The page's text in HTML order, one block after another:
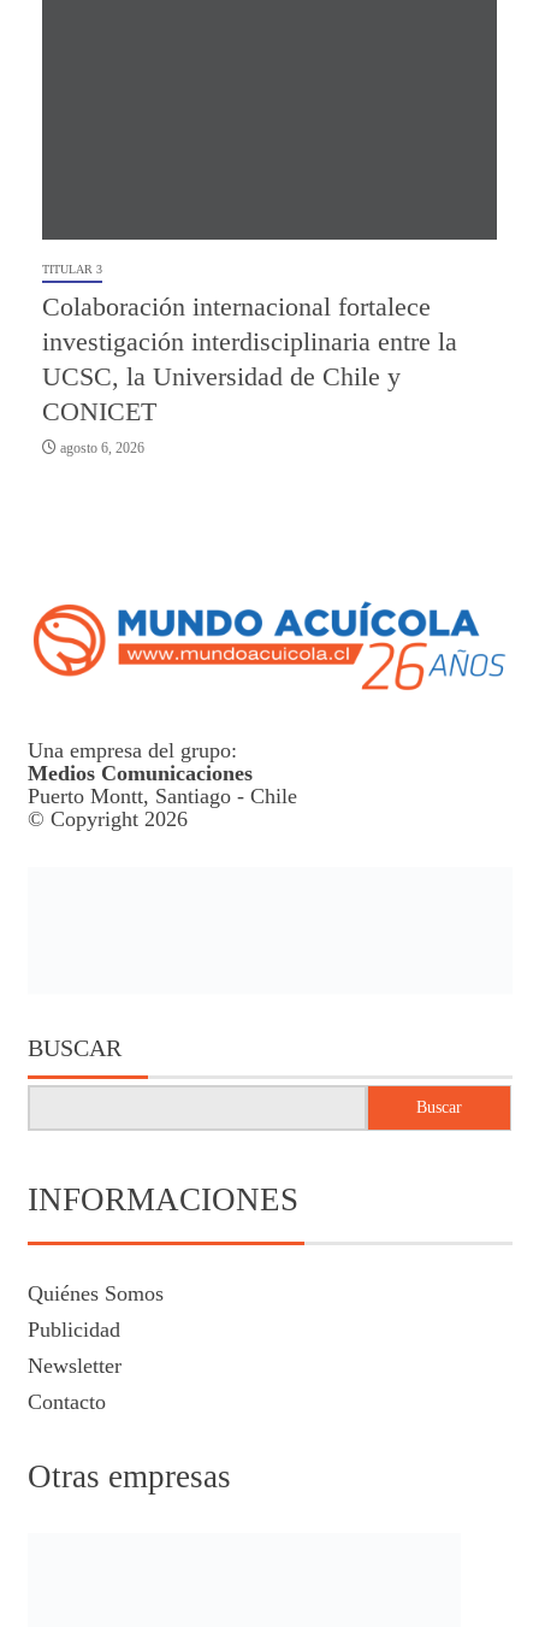
TITULAR 3
Colaboración internacional fortalece
investigación interdisciplinaria entre la
UCSC, la Universidad de Chile y
CONICET
agosto 6, 2026
Una empresa del grupo:
Medios Comunicaciones
Puerto Montt, Santiago - Chile
© Copyright 2026
BUSCAR
Buscar
INFORMACIONES
Quiénes Somos
Publicidad
Newsletter
Contacto
Otras empresas